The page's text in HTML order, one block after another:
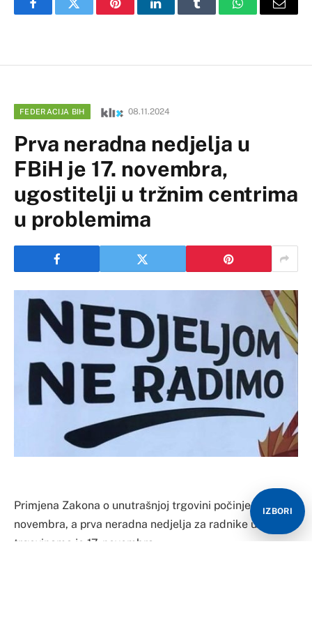
FacebookTwitter PinterestLinkedInTumblr WhatsAppEmail
FEDERACIJA BIH 08.11.2024
Prva neradna nedjelja u
FBiH je 17. novembra,
ugostitelji u tržnim centrima
u problemima
Primjena Zakona o unutrašnjoj trgovini počinje 14.
novembra, a prva neradna nedjelja za radnike u
trgovinama je 17. novembra.
IZBORI